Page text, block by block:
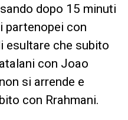
dopo 15 minuti
partenopei con
esultare che subito
con Joao
si arrende e
con Rrahmani.